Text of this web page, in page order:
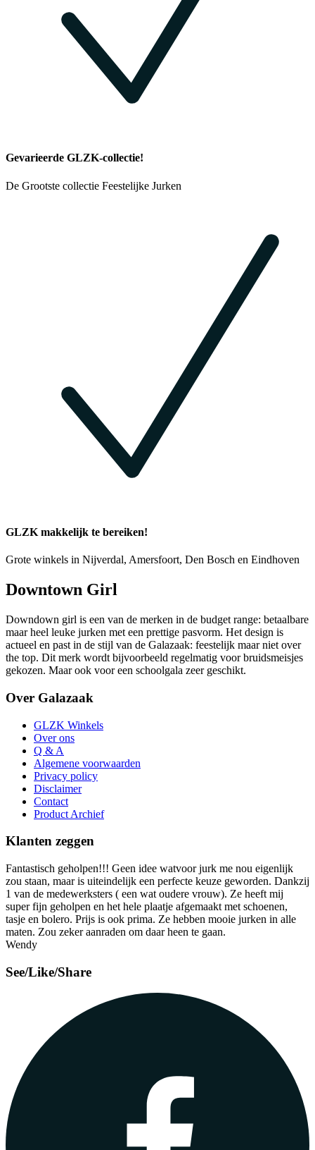
Gevarieerde GLZK-collectie!
De Grootste collectie Feestelijke Jurken
GLZK makkelijk te bereiken!
Grote winkels in Nijverdal, Amersfoort, Den Bosch en Eindhoven
Downtown Girl
Downdown girl is een van de merken in de budget range: betaalbare
maar heel leuke jurken met een prettige pasvorm. Het design is
actueel en past in de stijl van de Galazaak: feestelijk maar niet over
the top. Dit merk wordt bijvoorbeeld regelmatig voor bruidsmeisjes
gekozen. Maar ook voor een schoolgala zeer geschikt.
Over Galazaak
GLZK Winkels
Over ons
Q & A
Algemene voorwaarden
Privacy policy
Disclaimer
Contact
Product Archief
Klanten zeggen
Fantastisch geholpen!!! Geen idee watvoor jurk me nou eigenlijk
zou staan, maar is uiteindelijk een perfecte keuze geworden. Dankzij
1 van de medewerksters ( een wat oudere vrouw). Ze heeft mij
super fijn geholpen en het hele plaatje afgemaakt met schoenen,
tasje en bolero. Prijs is ook prima. Ze hebben mooie jurken in alle
maten. Zou zeker aanraden om daar heen te gaan.
Wendy
See/Like/Share